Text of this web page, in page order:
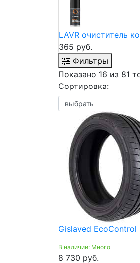
LAVR очиститель
365 руб.
Фильтры
Показано 16 из 81
Сортировка:
Gislaved EcoControl
В наличии: Много
8 730 руб.